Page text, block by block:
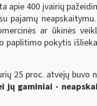
apie 400 įvairių
pajamų neapskaitymu.
ar ūkinės
paplitimo pokytis
25 proc. atvejų buvo
jų gaminiai -